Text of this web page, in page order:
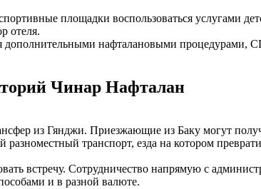
площадки воспользоваться услугами
отеля.
дополнительными нафталановыми
Чинар Нафталан
из Гянджи. Приезжающие из Баку могут
разноместный транспорт, езда на котором
встречу. Сотрудничество напрямую с
и в разной валюте.